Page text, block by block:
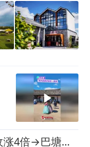
单日进账破5万，3年营收涨4倍→巴塘格木深耕沉浸式业态“兴旅”富民